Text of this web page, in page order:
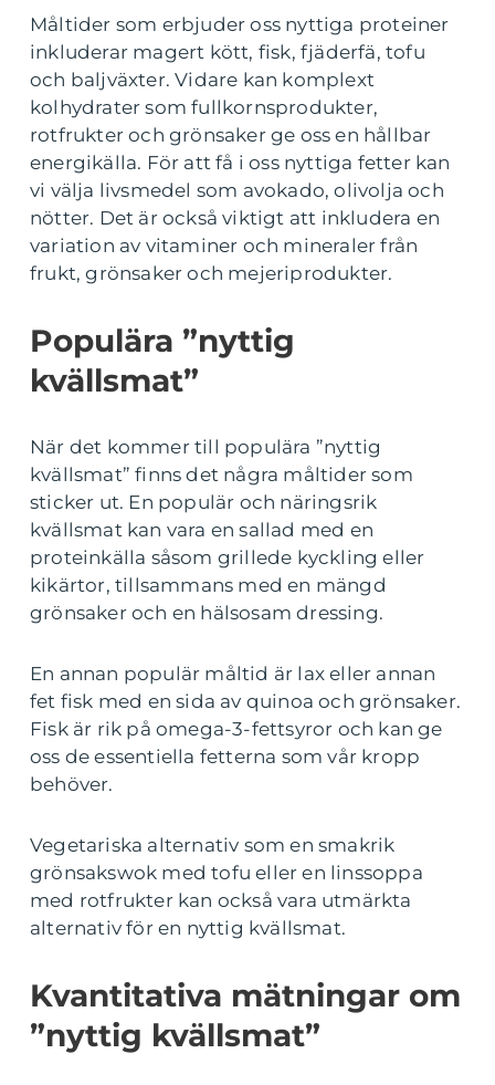
Måltider som erbjuder oss nyttiga proteiner
inkluderar magert kött, fisk, fjäderfä, tofu
och baljväxter. Vidare kan komplext
kolhydrater som fullkornsprodukter,
rotfrukter och grönsaker ge oss en hållbar
energikälla. För att få i oss nyttiga fetter kan
vi välja livsmedel som avokado, olivolja och
nötter. Det är också viktigt att inkludera en
variation av vitaminer och mineraler från
frukt, grönsaker och mejeriprodukter.
Populära ”nyttig
kvällsmat”
När det kommer till populära ”nyttig
kvällsmat” finns det några måltider som
sticker ut. En populär och näringsrik
kvällsmat kan vara en sallad med en
proteinkälla såsom grillede kyckling eller
kikärtor, tillsammans med en mängd
grönsaker och en hälsosam dressing.
En annan populär måltid är lax eller annan
fet fisk med en sida av quinoa och grönsaker.
Fisk är rik på omega-3-fettsyror och kan ge
oss de essentiella fetterna som vår kropp
behöver.
Vegetariska alternativ som en smakrik
grönsakswok med tofu eller en linssoppa
med rotfrukter kan också vara utmärkta
alternativ för en nyttig kvällsmat.
Kvantitativa mätningar om
”nyttig kvällsmat”